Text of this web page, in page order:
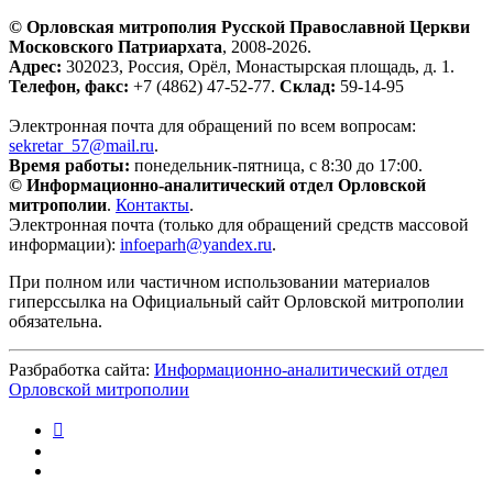
© Орловская митрополия Русской Православной Церкви
Московского Патриархата, 2008-2026.
Адрес: 302023, Россия, Орёл, Монастырская площадь, д. 1.
Телефон, факс: +7 (4862) 47-52-77. Склад: 59-14-95
Электронная почта для обращений по всем вопросам:
sekretar_57@mail.ru.
Время работы: понедельник-пятница, с 8:30 до 17:00.
© Информационно-аналитический отдел Орловской
митрополии. Контакты.
Электронная почта (только для обращений средств массовой
информации): infoeparh@yandex.ru.
При полном или частичном использовании материалов
гиперссылка на Официальный сайт Орловской митрополии
обязательна.
Разбработка сайта: Информационно-аналитический отдел
Орловской митрополии